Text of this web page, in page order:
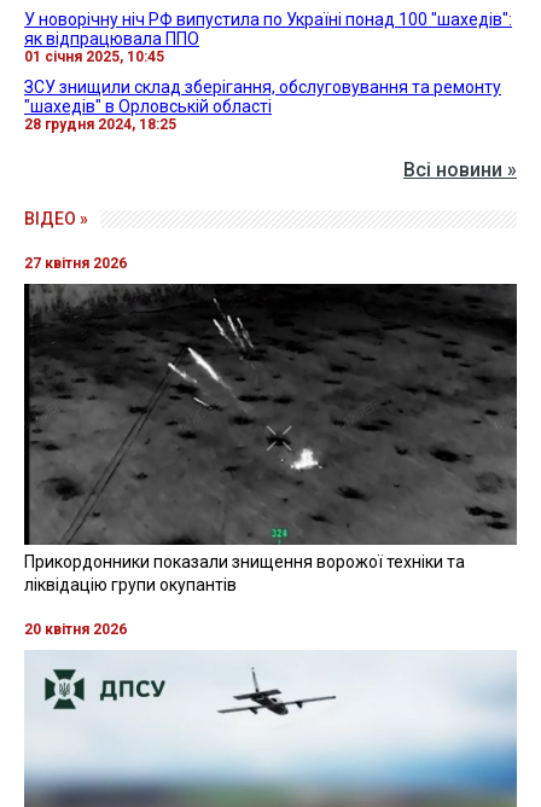
У новорічну ніч РФ випустила по Україні понад 100 "шахедів":
як відпрацювала ППО
01 січня 2025, 10:45
ЗСУ знищили склад зберігання, обслуговування та ремонту
"шахедів" в Орловській області
28 грудня 2024, 18:25
Всі новини »
ВІДЕО »
27 квітня 2026
Прикордонники показали знищення ворожої техніки та
ліквідацію групи окупантів
20 квітня 2026